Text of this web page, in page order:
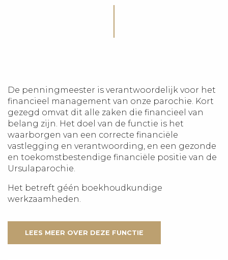
De penningmeester is verantwoordelijk voor het
financieel management van onze parochie. Kort
gezegd omvat dit alle zaken die financieel van
belang zijn. Het doel van de functie is het
waarborgen van een correcte financiële
vastlegging en verantwoording, en een gezonde
en toekomstbestendige financiële positie van de
Ursulaparochie.
Het betreft géén boekhoudkundige
werkzaamheden.
LEES MEER OVER DEZE FUNCTIE